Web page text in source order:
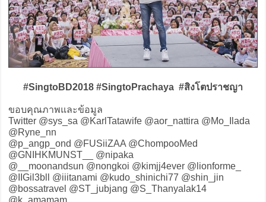
#SingtoBD2018 #SingtoPrachaya #สิงโตปราชญา
ขอบคุณภาพและข้อมูล
Twitter @sys_sa @KarlTatawife @aor_nattira @Mo_Ilada
@Ryne_nn
@p_angp_ond @FUSiiZAA @ChompooMed ‏
@GNIHKMUNST__ @nipaka
@__moonandsun @nongkoi @kimjj4ever @lionforme_
@IIGil3bll @iiitanami @kudo_shinichi77 @shin_jin
@bossatravel @ST_jubjang @S_Thanyalak14
@k_amamam